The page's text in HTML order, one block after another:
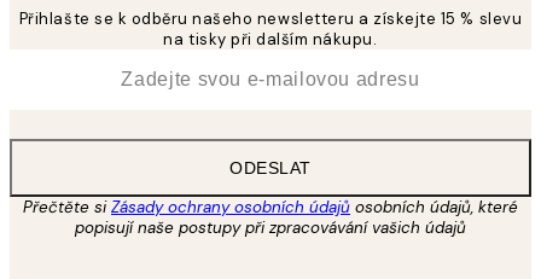
Přihlašte se k odběru našeho newsletteru a získejte 15 % slevu
na tisky při dalším nákupu.
ODESLAT
Přečtěte siZásady ochrany osobních údajů osobních údajů, které
popisují naše postupy při zpracovávání vašich údajů